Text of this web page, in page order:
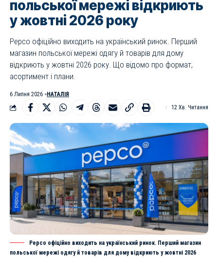
польської мережі відкриють
у жовтні 2026 року
Pepco офіційно виходить на український ринок. Перший
магазин польської мережі одягу й товарів для дому
відкриють у жовтні 2026 року. Що відомо про формат,
асортимент і плани.
6 Липня 2026
НАТАЛІЯ
12 Хв. Читання
Pepco офіційно виходить на український ринок. Перший магазин
польської мережі одягу й товарів для дому відкриють у жовтні 2026